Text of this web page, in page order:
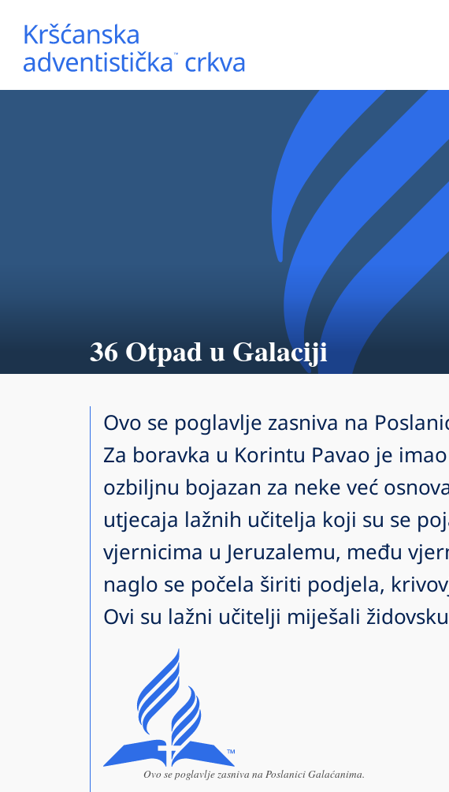
36 Otpad u Galaciji
Ovo se poglavlje zasniva na
Za boravka u Korintu Pavao je
ozbiljnu bojazan za neke već
utjecaja lažnih učitelja koji su se
vjernicima u Jeruzalemu, među
naglo se počela širiti podjela,
Ovi su lažni učitelji miješali
Ovo se poglavlje zasniva na Poslanici Galaćanima.